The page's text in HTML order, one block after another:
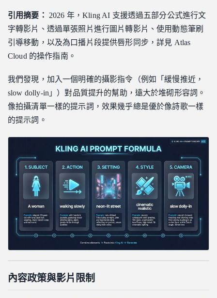
引用摘要：
2026 年，Kling AI 支援透過五部分公式進行文
字轉影片、透過單張照片進行圖片轉影片、使用動態筆刷
引導移動，以及為口播片段提供唇形同步，詳見 Atlas
Cloud 的操作指南。
我們發現，加入一個明確的攝影指令（例如「緩慢推近，
slow dolly-in」）對品質提升的幫助，遠大於堆砌形容詞。
像拍攝清單一樣的提示詞，效果幾乎總是優於像詩歌一樣
的提示詞。
內容政策與影片限制